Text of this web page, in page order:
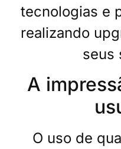
tecnologias e
realizando
seus
A
O uso de